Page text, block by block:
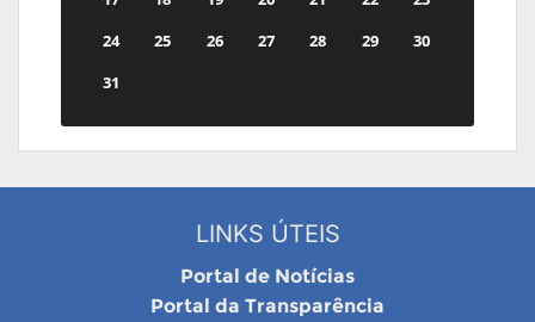
24
25 26 27 28 29
30
31
LINKS ÚTEIS
Portal de Notícias
Portal da Transparência